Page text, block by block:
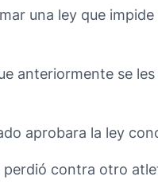
una ley que
anteriormente se
aprobara la ley
contra otro